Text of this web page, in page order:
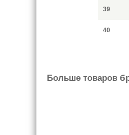
39
40
Больше товаров